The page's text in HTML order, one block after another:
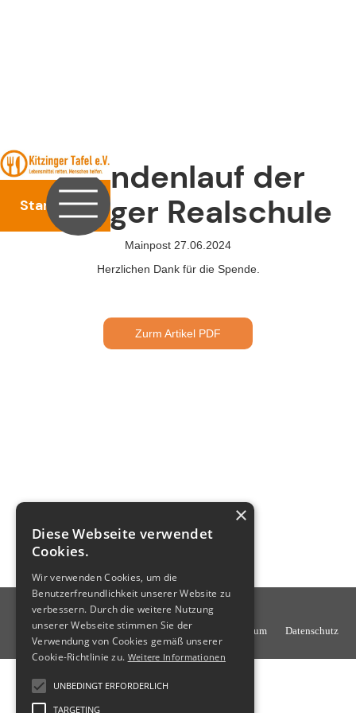
Startseite
Spendenlauf der
Kitzinger Realschule
Mainpost 27.06.2024
Herzlichen Dank für die Spende.
Zurm Artikel PDF
Impressum Datenschutz
×
Diese Webseite verwendet
Cookies.
Wir verwenden Cookies, um die
Benutzerfreundlichkeit unserer Website zu
verbessern. Durch die weitere Nutzung
unserer Webseite stimmen Sie der
Verwendung von Cookies gemäß unserer
Cookie-Richtlinie zu. Weitere Informationen
UNBEDINGT ERFORDERLICH
TARGETING